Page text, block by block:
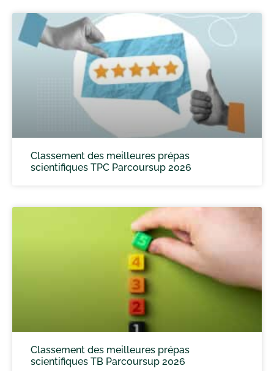
Classement des meilleures prépas
scientifiques TPC Parcoursup 2026
Classement des meilleures prépas
scientifiques TB Parcoursup 2026